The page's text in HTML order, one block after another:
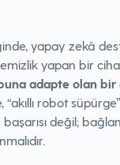
yapay zekâ
yapan bir
adapte olan bir
robot
değil;